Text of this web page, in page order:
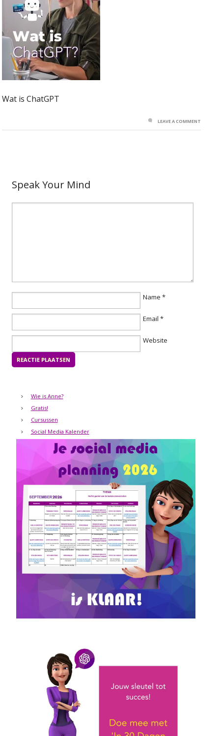
Wat is ChatGPT
LEAVE A COMMENT
Speak Your Mind
Name *
Email *
Website
Wie is Anne?
Gratis!
Cursussen
Social Media Kalender